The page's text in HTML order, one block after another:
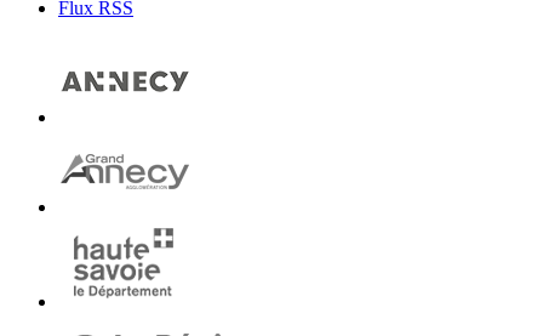
Flux RSS